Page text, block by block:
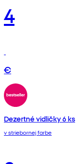
4
€
Dezertné vidličky 6 ks
v striebornej farbe